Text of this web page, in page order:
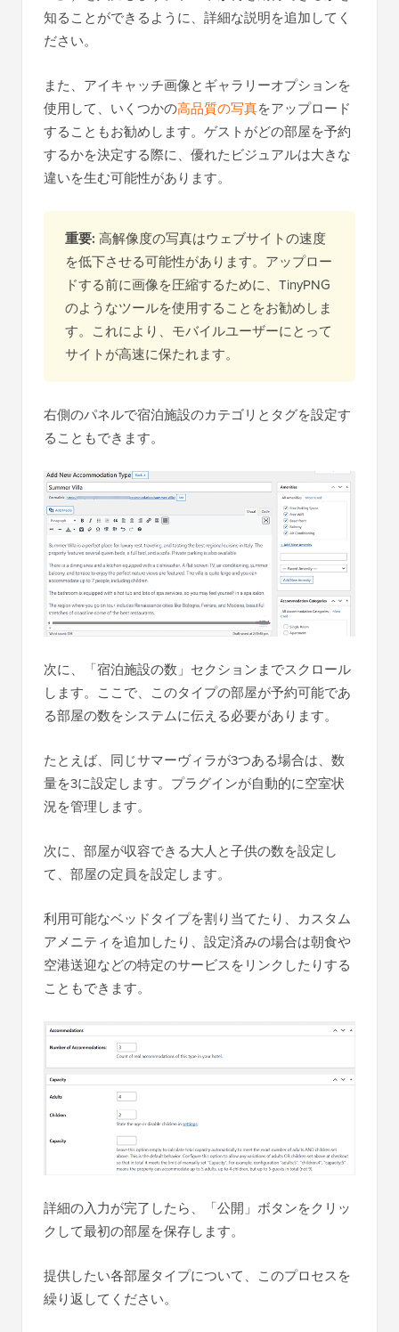
知ることができるように、詳細な説明を追加してく
ださい。
また、アイキャッチ画像とギャラリーオプションを
使用して、いくつかの高品質の写真をアップロード
することもお勧めします。ゲストがどの部屋を予約
するかを決定する際に、優れたビジュアルは大きな
違いを生む可能性があります。
重要: 高解像度の写真はウェブサイトの速度
を低下させる可能性があります。アップロー
ドする前に画像を圧縮するために、TinyPNG
のようなツールを使用することをお勧めしま
す。これにより、モバイルユーザーにとって
サイトが高速に保たれます。
右側のパネルで宿泊施設のカテゴリとタグを設定す
ることもできます。
次に、「宿泊施設の数」セクションまでスクロール
します。ここで、このタイプの部屋が予約可能であ
る部屋の数をシステムに伝える必要があります。
たとえば、同じサマーヴィラが3つある場合は、数
量を3に設定します。プラグインが自動的に空室状
況を管理します。
次に、部屋が収容できる大人と子供の数を設定し
て、部屋の定員を設定します。
利用可能なベッドタイプを割り当てたり、カスタム
アメニティを追加したり、設定済みの場合は朝食や
空港送迎などの特定のサービスをリンクしたりする
こともできます。
詳細の入力が完了したら、「公開」ボタンをクリッ
クして最初の部屋を保存します。
提供したい各部屋タイプについて、このプロセスを
繰り返してください。